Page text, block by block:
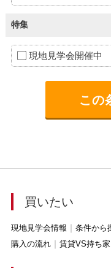
特集
現地見学会開催中
買いたい
現地見学会情報 条件から
購入の流れ
賃貸VS持ち家